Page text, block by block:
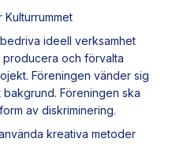
Kulturrummet
ideell verksamhet
producera och förvalta
Föreningen vänder sig
bakgrund. Föreningen ska
av diskriminering.
kreativa metoder